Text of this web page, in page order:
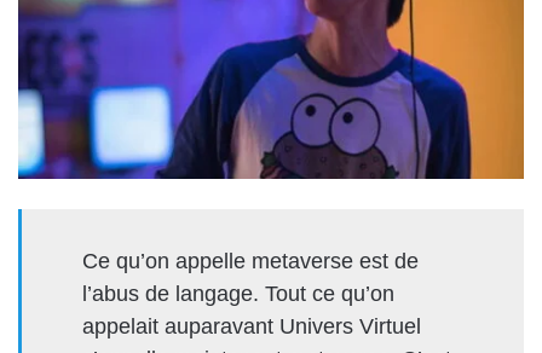
Ce qu’on appelle metaverse est de
l’abus de langage. Tout ce qu’on
appelait auparavant Univers Virtuel